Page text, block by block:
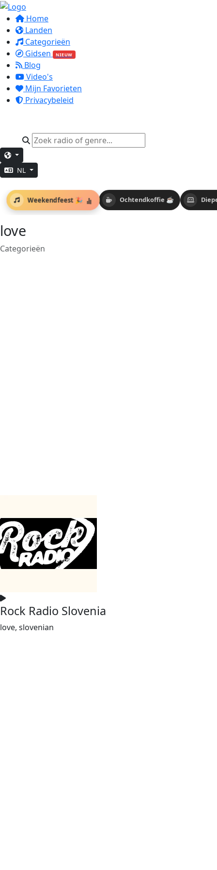
Home
Landen
Categorieën
Gidsen
NIEUW
Blog
Video's
Mijn Favorieten
Privacybeleid
NL
Ochtendkoffie ☕
Weekendfeest 🎉
love
Categorieën
Rock Radio Slovenia
love, slovenian